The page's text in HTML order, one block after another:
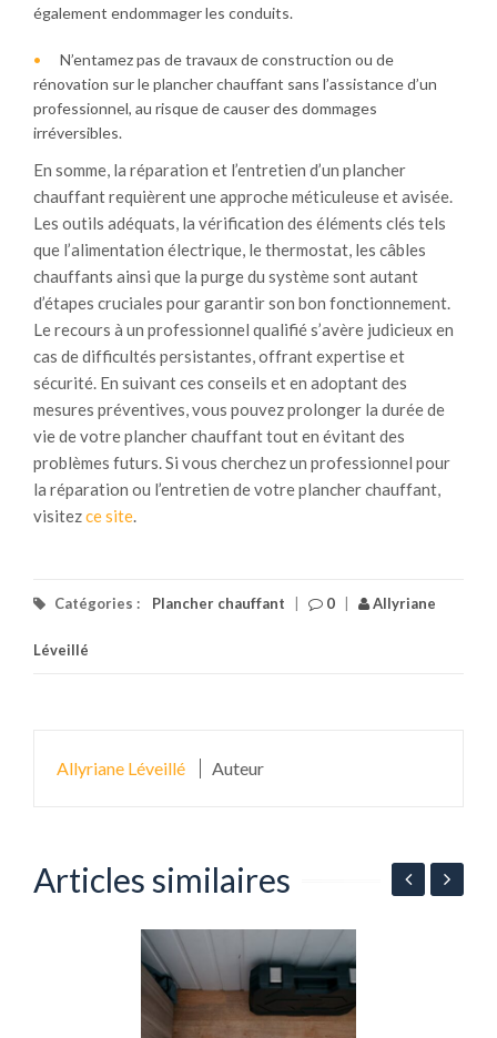
également endommager les conduits.
N’entamez pas de travaux de construction ou de
rénovation sur le plancher chauffant sans l’assistance d’un
professionnel, au risque de causer des dommages
irréversibles.
En somme, la réparation et l’entretien d’un plancher
chauffant requièrent une approche méticuleuse et avisée.
Les outils adéquats, la vérification des éléments clés tels
que l’alimentation électrique, le thermostat, les câbles
chauffants ainsi que la purge du système sont autant
d’étapes cruciales pour garantir son bon fonctionnement.
Le recours à un professionnel qualifié s’avère judicieux en
cas de difficultés persistantes, offrant expertise et
sécurité. En suivant ces conseils et en adoptant des
mesures préventives, vous pouvez prolonger la durée de
vie de votre plancher chauffant tout en évitant des
problèmes futurs. Si vous cherchez un professionnel pour
la réparation ou l’entretien de votre plancher chauffant,
visitezce site.
Catégories : Plancher chauffant 0 Allyriane
Léveillé
Allyriane Léveillé Auteur
Articles similaires